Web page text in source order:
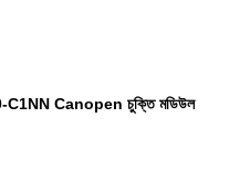
C1NN Canopen চুক্তি মডিউল